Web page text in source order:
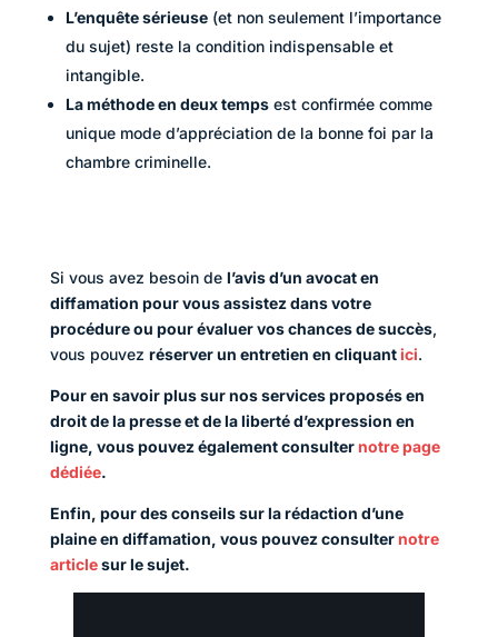
L’enquête sérieuse(et non seulement l’importance
du sujet) reste la condition indispensable et
intangible.
La méthode en deux tempsest confirmée comme
unique mode d’appréciation de la bonne foi par la
chambre criminelle.
Si vous avez besoin de l’avis d’un avocat en
diffamation pour vous assistez dans votre
procédure ou pour évaluer vos chances de succès,
vous pouvez réserver un entretien en cliquantici.
Pour en savoir plus sur nos services proposés en
droit de la presse et de la liberté d’expression en
ligne, vous pouvez également consulternotre page
dédiée.
Enfin, pour des conseils sur la rédaction d’une
plaine en diffamation, vous pouvez consulternotre
articlesur le sujet.